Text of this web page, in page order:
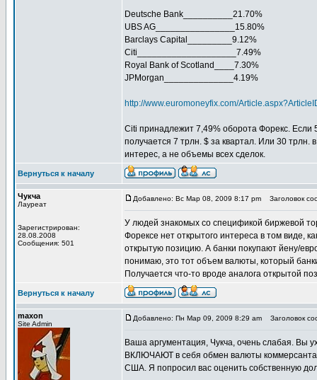
Deutsche Bank__________21.70%
UBS AG________________15.80%
Barclays Capital_________9.12%
Citi____________________7.49%
Royal Bank of Scotland____7.30%
JPMorgan______________4.19%
http://www.euromoneyfix.com/
Citi принадлежит 7,49% оборота Форекс. Если
получается 7 трлн. $ за квартал. Или 30
интерес, а не объемы всех сделок.
Вернуться к началу
Чукча
Лауреат
Зарегистрирован:
28.08.2008
Сообщения: 501
Добавлено: Вс Мар 08, 2009 8:17 pm Заголовок
У людей знакомых со спецификой биржевой
Форексе нет открытого интереса в том виде,
открытую позицию. А банки покупают йену/
понимаю, это тот объем валюты, который
Получается что-то вроде аналога открытой
Вернуться к началу
maxon
Site Admin
Добавлено: Пн Мар 09, 2009 8:29 am Заголовок
Ваша аргументация, Чукча, очень слабая. Вы
ВКЛЮЧАЮТ в себя обмен валюты
США. Я попросил вас оценить собственную